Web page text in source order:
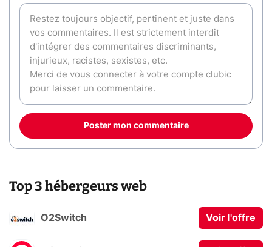
Poster mon commentaire
Top 3 hébergeurs web
O2Switch Voir l'offre